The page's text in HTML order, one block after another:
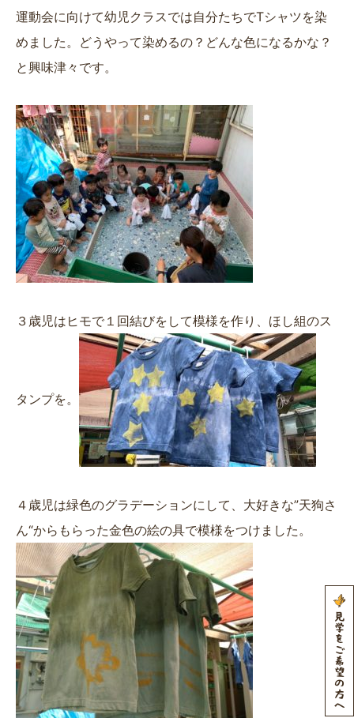
運動会に向けて幼児クラスでは自分たちでTシャツを染
めました。どうやって染めるの？どんな色になるかな？
と興味津々です。
３歳児はヒモで１回結びをして模様を作り、ほし組のス
タンプを。
４歳児は緑色のグラデーションにして、大好きな”天狗さ
ん“からもらった金色の絵の具で模様をつけました。